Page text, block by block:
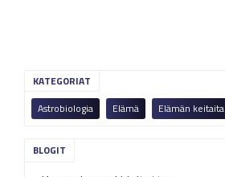
KATEGORIAT
Astrobiologia
Elämä Elämän keitaita